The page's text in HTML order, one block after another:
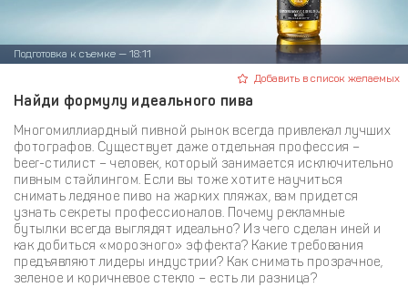
Подготовка к съемке — 18:11
Добавить в список желаемых
Найди формулу идеального пива
Многомиллиардный пивной рынок всегда привлекал лучших
фотографов. Существует даже отдельная профессия –
beer-стилист – человек, который занимается исключительно
пивным стайлингом. Если вы тоже хотите научиться
снимать ледяное пиво на жарких пляжах, вам придется
узнать секреты профессионалов. Почему рекламные
бутылки всегда выглядят идеально? Из чего сделан иней и
как добиться «морозного» эффекта? Какие требования
предъявляют лидеры индустрии? Как снимать прозрачное,
зеленое и коричневое стекло – есть ли разница?